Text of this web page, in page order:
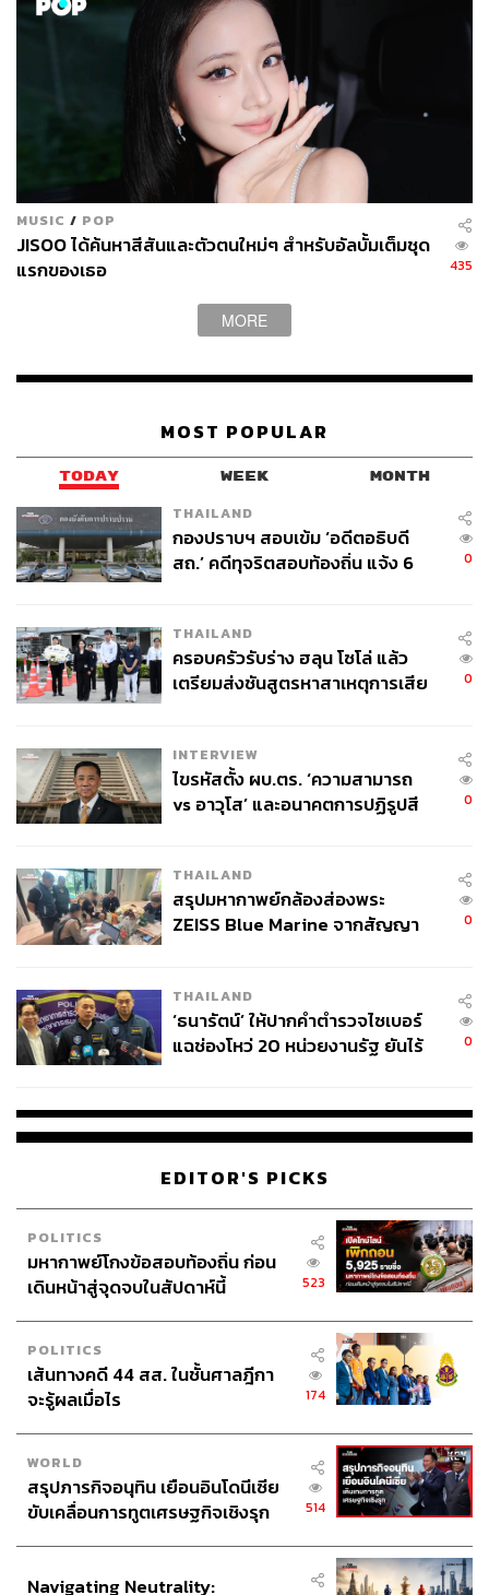
MUSIC / POP
JISOO ได้ค้นหาสีสันและตัวตนใหม่ๆ สำหรับอัลบั้มเต็มชุด
แรกของเธอ
435
MORE
MOST POPULAR
TODAY WEEK MONTH
THAILAND
กองปราบฯ สอบเข้ม ‘อดีตอธิบดี
สถ.’ คดีทุจริตสอบท้องถิ่น แจ้ง 6
0
THAILAND
ครอบครัวรับร่าง ฮลุน โซโล่ แล้ว
เตรียมส่งชันสูตรหาสาเหตุการเสีย
0
INTERVIEW
ไขรหัสตั้ง ผบ.ตร. ‘ความสามารถ
vs อาวุโส’ และอนาคตการปฏิรูปสี
0
THAILAND
สรุปมหากาพย์กล้องส่องพระ
ZEISS Blue Marine จากสัญญา
จ่ายหนี้-แอบระบุแบรนด์
0
THAILAND
‘ธนารัตน์’ ให้ปากคำตำรวจไซเบอร์
แฉช่องโหว่ 20 หน่วยงานรัฐ ยันไร้
0
EDITOR'S PICKS
POLITICS
มหากาพย์โกงข้อสอบท้องถิ่น ก่อน
เดินหน้าสู่จุดจบในสัปดาห์นี้
523
POLITICS
เส้นทางคดี 44 สส. ในชั้นศาลฎีกา
จะรู้ผลเมื่อไร
174
WORLD
สรุปภารกิจอนุทิน เยือนอินโดนีเซีย
ขับเคลื่อนการทูตเศรษฐกิจเชิงรุก
514
Navigating Neutrality: